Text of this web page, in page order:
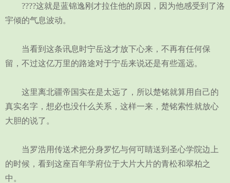
????这就是蓝锦逸刚才拉住他的原因，因为他感受到了洛
宇倾的气息波动。
当看到这条讯息时宁岳这才放下心来，不再有任何保
留，不过这亿万里的路途对于宁岳来说还是有些遥远。
这里离北疆帝国实在是太远了，所以楚铭就算用自己的
真实名字，想必也没什么关系，这样一来，楚铭索性就放心
大胆的说了。
当罗浩用传送术把分身罗忆与何可睛送到圣心学院边上
的时候，看到这座百年学府位于大片大片的青松和翠柏之
中。